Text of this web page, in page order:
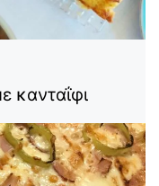
κανταΐφι